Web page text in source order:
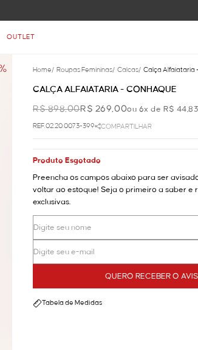
OUTLET
Home/ Roupas Femininas/ Calcas/ Calça Alfaiataria
CALÇA ALFAIATARIA - CONHAQUE
R$ 898,00R$ 269,00ou 6x de R$ 44,83
REF.02.20.0073-399 COMPARTILHAR
Produto Esgotado
Preencha os campos abaixo para ser
voltar ao estoque! Seja o primeiro a saber e
exclusivas.
QUERO RECEBER O
Tabela de Medidas